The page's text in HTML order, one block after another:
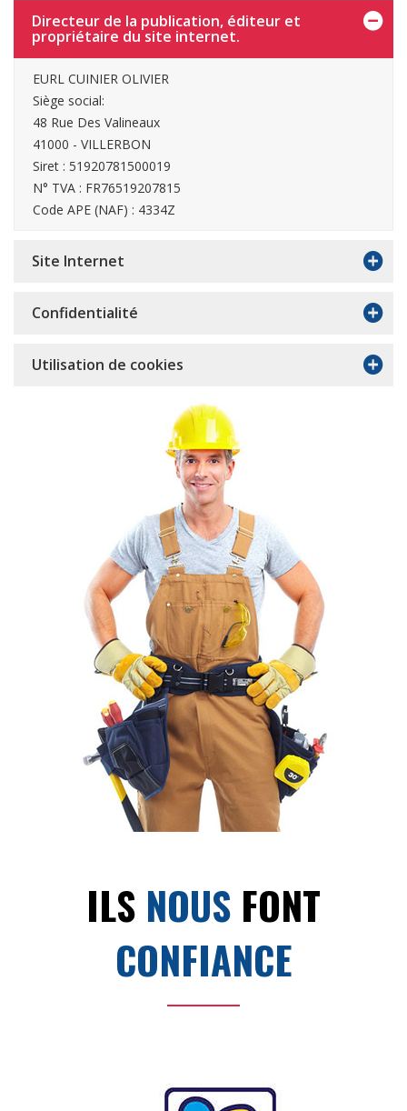
Directeur de la publication, éditeur et
propriétaire du site internet.
EURL CUINIER OLIVIER
Siège social:
48 Rue Des Valineaux
41000 - VILLERBON
Siret : 51920781500019
N° TVA : FR76519207815
Code APE (NAF) : 4334Z
Site Internet
Confidentialité
Utilisation de cookies
ILS NOUS FONT
CONFIANCE